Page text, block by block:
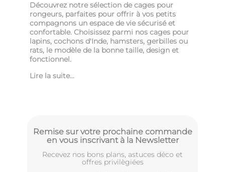
Découvrez notre sélection de cages pour
rongeurs, parfaites pour offrir à vos petits
compagnons un espace de vie sécurisé et
confortable. Choisissez parmi nos cages pour
lapins, cochons d'Inde, hamsters, gerbilles ou
rats, le modèle de la bonne taille, design et
fonctionnel.
Lire la suite...
Remise sur votre prochaine commande
en vous inscrivant à la Newsletter
Recevez nos bons plans, astuces déco et
offres privilègiées